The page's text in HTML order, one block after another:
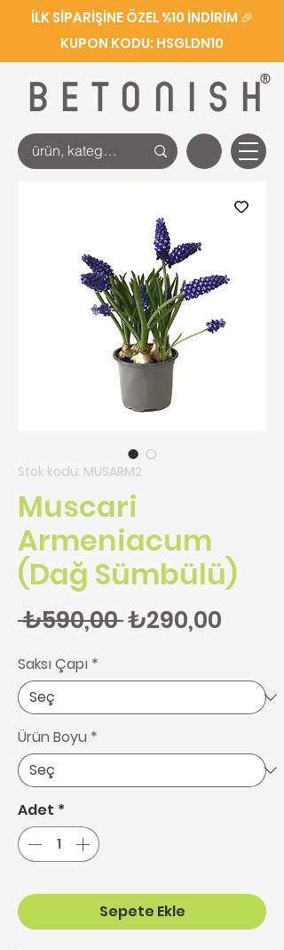
BETONISH
®
İLK SİPARİŞİNE ÖZEL %10 İNDİRİM 🎉
KUPON KODU: HSGLDN10
Stok kodu: MUSARM2
Muscari
Armeniacum
(Dağ Sümbülü)
₺590,00 Normal Fiyat
₺290,00
Saksı Çapı *
Ürün Boyu *
Adet *
Sepete Ekle